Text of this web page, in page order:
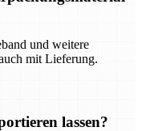
und weitere
mit Lieferung.
lassen?